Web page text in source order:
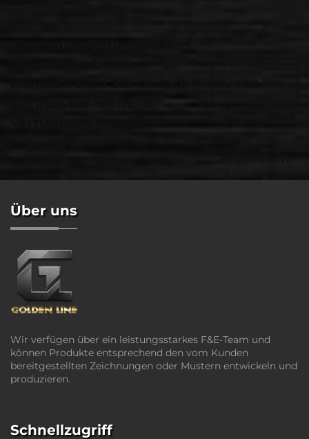
Über uns
Wir verfügen über ein leistungsstarkes F&E-Team und
können Produkte entsprechend den vom Kunden
bereitgestellten Zeichnungen oder Mustern entwickeln und
produzieren.
Schnellzugriff